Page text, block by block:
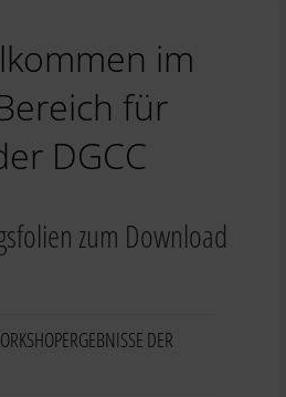
im
für
DGCC
zum Download
DER